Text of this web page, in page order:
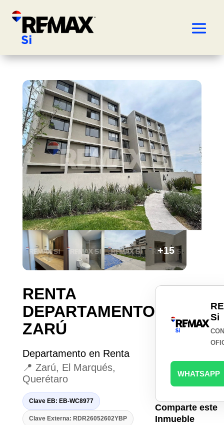
+15
RENTA
DEPARTAMENTO
ZARÚ
Departamento en Renta
📍 Zarú, El Marqués,
Querétaro
Clave EB: EB-WC8977
Clave Externa: RDR26052602YBP
Si
WHATSAPP
Comparte este
Inmueble